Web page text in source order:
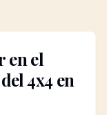
en el
4x4 en